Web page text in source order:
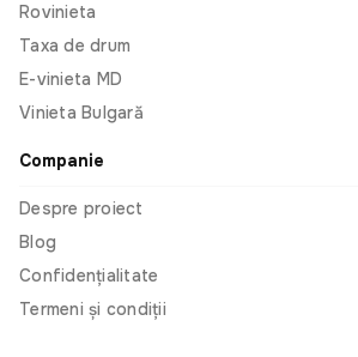
intuitiv să adaugi o mașină și să faci
datele familia salvate și cînd mergem
fac asigurare cît ai spune pește.
Am fost surprins de cât de rapidă și
fost experiența mea cu Omnis. De
cumpăr ceva, am un pic de anxietate
greșesc ceea ce introduc când
Rovinieta
Taxa de drum
E-vinieta MD
Vinieta Bulgară
Companie
Despre proiect
Blog
Confidențialitate
Termeni și condiții